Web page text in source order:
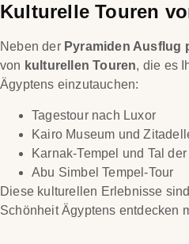
Kulturelle Touren
Neben der Pyramiden Ausflug
von kulturellen Touren, die es
Ägyptens einzutauchen:
Tagestour nach Luxor
Kairo Museum und
Karnak-Tempel und Tal
Abu Simbel Tempel-Tour
Diese kulturellen Erlebnisse
Schönheit Ägyptens entdecken